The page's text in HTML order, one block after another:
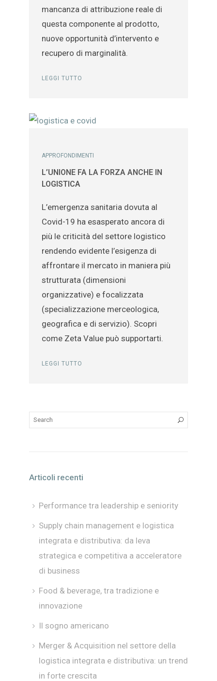
mancanza di attribuzione reale di
questa componente al prodotto,
nuove opportunità d’intervento e
recupero di marginalità.
LEGGI TUTTO
APPROFONDIMENTI
L’UNIONE FA LA FORZA ANCHE IN
LOGISTICA
L’emergenza sanitaria dovuta al
Covid-19 ha esasperato ancora di
più le criticità del settore logistico
rendendo evidente l’esigenza di
affrontare il mercato in maniera più
strutturata (dimensioni
organizzative) e focalizzata
(specializzazione merceologica,
geografica e di servizio). Scopri
come Zeta Value può supportarti.
LEGGI TUTTO
Articoli recenti
Performance tra leadership e seniority
Supply chain management e logistica
integrata e distributiva: da leva
strategica e competitiva a acceleratore
di business
Food & beverage, tra tradizione e
innovazione
Il sogno americano
Merger & Acquisition nel settore della
logistica integrata e distributiva: un trend
in forte crescita